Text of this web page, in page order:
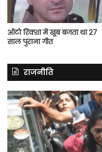
ऑटो रिक्शा में खूब बजता था 27
साल पुराना गीत
राजनीति